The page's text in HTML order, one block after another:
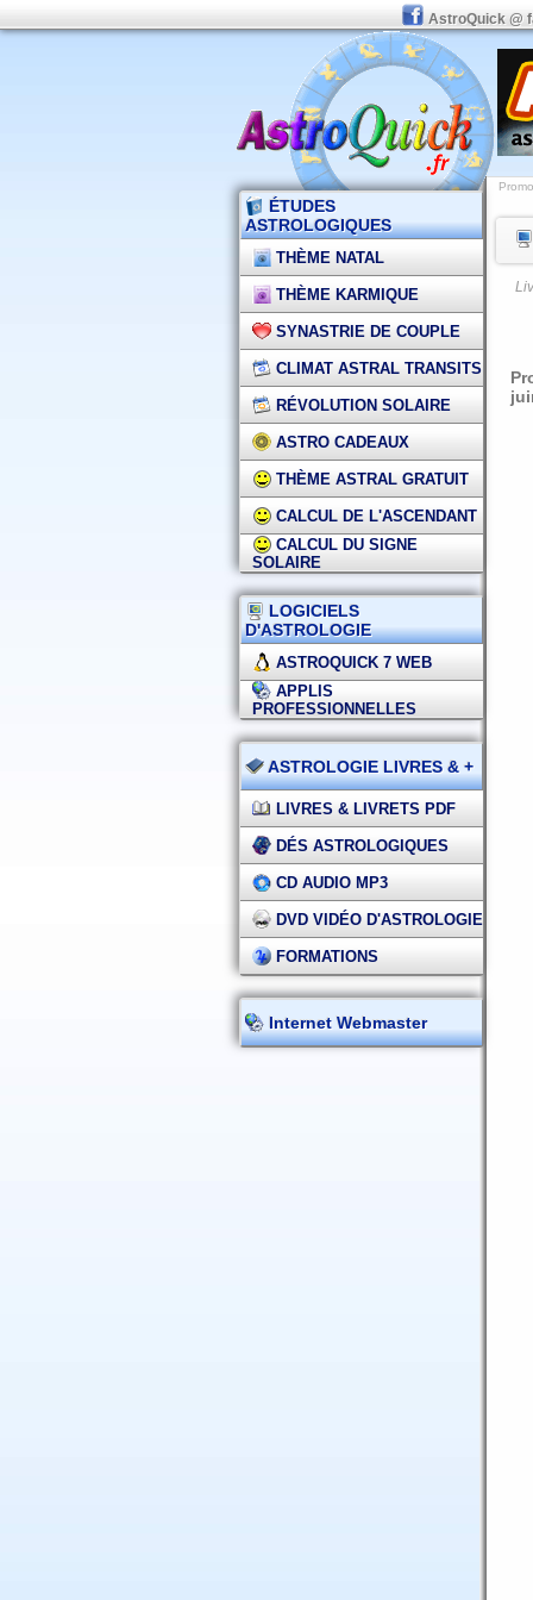
AstroQuick @
ÉTUDES
ASTROLOGIQUES
THÈME NATAL
THÈME KARMIQUE
SYNASTRIE DE COUPLE
CLIMAT ASTRAL TRANSITS
RÉVOLUTION SOLAIRE
ASTRO CADEAUX
THÈME ASTRAL GRATUIT
CALCUL DE L'ASCENDANT
CALCUL DU SIGNE
SOLAIRE
LOGICIELS
D'ASTROLOGIE
ASTROQUICK 7 WEB
APPLIS
PROFESSIONNELLES
ASTROLOGIE LIVRES & +
LIVRES & LIVRETS PDF
DÉS ASTROLOGIQUES
CD AUDIO MP3
DVD VIDÉO D'ASTROLOGIE
FORMATIONS
Internet Webmaster